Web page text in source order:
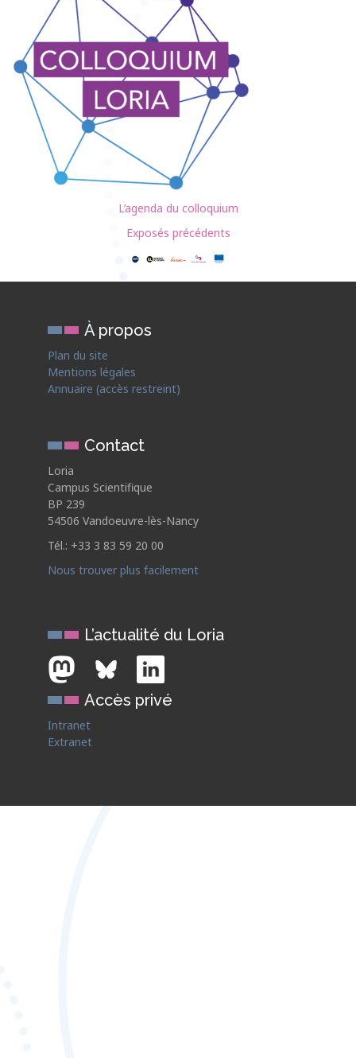
L’agenda du colloquium
Exposés précédents
À propos
Plan du site
Mentions légales
Annuaire (accès restreint)
Contact
Loria
Campus Scientifique
BP 239
54506 Vandoeuvre-lès-Nancy
Tél.: +33 3 83 59 20 00
Nous trouver plus facilement
L’actualité du Loria
Accès privé
Intranet
Extranet